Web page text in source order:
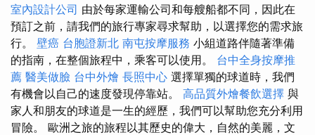
室內設計公司 由於每家運輸公司和每艘船都不同，因此在
預訂之前，請我們的旅行專家尋求幫助，以選擇您的需求旅
行。 壁癌 台胞證新北 南屯按摩服務 小組道路伴隨著準備
的指南，在整個旅程中，乘客可以使用。 台中全身按摩推
薦 醫美做臉 台中外燴 長照中心 選擇單獨的球道時，我們
有機會以自己的速度發現停靠站。 高品質外燴餐飲選擇 與
家人和朋友的球道是一生的經歷，我們可以幫助您充分利用
冒險。 歐洲之旅的旅程以其歷史的偉大，自然的美麗，文